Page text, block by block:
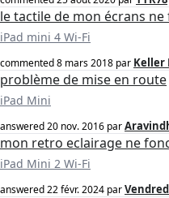
le tactile de mon écrans
iPad mini 4 Wi-Fi
commented8 mars 2018 par Keller
problème de mise en route
iPad Mini
answered20 nov. 2016 par
mon retro eclairage ne
iPad Mini 2 Wi-Fi
answered22 févr. 2024 par